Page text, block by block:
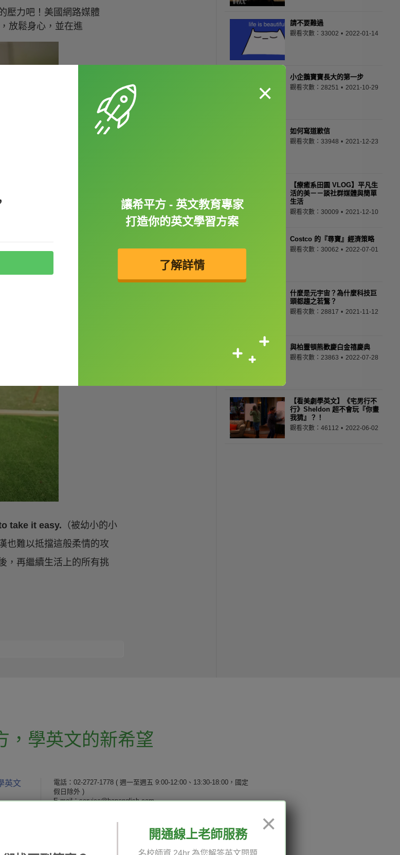
壓力吧！美國網路媒體
放鬆身心，並在進
與者的焦慮、憂鬱，減少
就是動物協助治療
take it easy. （被幼小的小
也難以抵擋這般柔情的攻
，再繼續生活上的所有挑
請不要難過
觀看次數：33002 2022-01-14
小企鵝寶寶長大的第一步
觀看次數：28251 2021-10-29
如何寫道歉信
觀看次數：33948 2021-12-23
【療癒系田園 VLOG】平凡生
活的美－－談社群媒體與簡單
生活
觀看次數：30009 2021-12-10
Costco 的『尋寶』經濟策略
觀看次數：30062 2022-07-01
什麼是元宇宙？為什麼科技巨
頭都趨之若鶩？
觀看次數：28817 2021-11-12
與柏靈頓熊歡慶白金禧慶典
觀看次數：23863 2022-07-28
【看美劇學英文】《宅男行不
行》Sheldon 超不會玩『你畫
我猜』？！
觀看次數：46112 2022-06-02
， 學英文的新希望
英文 電話：02-2727-1778 ( 週一至週五 9:00-12:00、13:30-18:00，國定
假日除外 )
E-mail：service@hopenglish.com
×
開通線上老師服務
名校師資 24hr 為您解答英文問題
×
讓希平方 - 英文教育專家
打造你的英文學習方案
了解詳情